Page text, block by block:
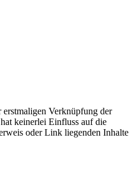
Verknüpfung der
keinerlei Einfluss auf die
oder Link liegenden Inhalte